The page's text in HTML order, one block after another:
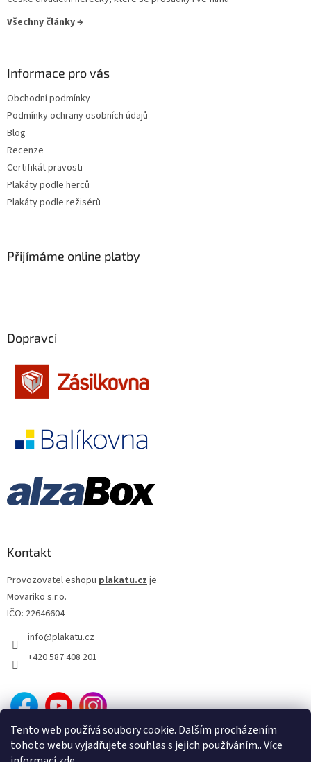
Tento web používá soubory cookie. Dalším procházením
tohoto webu vyjadřujete souhlas s jejich používáním.. Více
Všechny články →
Informace pro vás
Obchodní podmínky
Podmínky ochrany osobních údajů
Blog
Recenze
Certifikát pravosti
Plakáty podle herců
Plakáty podle režisérů
Přijímáme online platby
Dopravci
Kontakt
Provozovatel eshopu plakatu.czje
Movariko s.r.o.
IČO: 22646604
info@plakatu.cz
+420 587 408 201